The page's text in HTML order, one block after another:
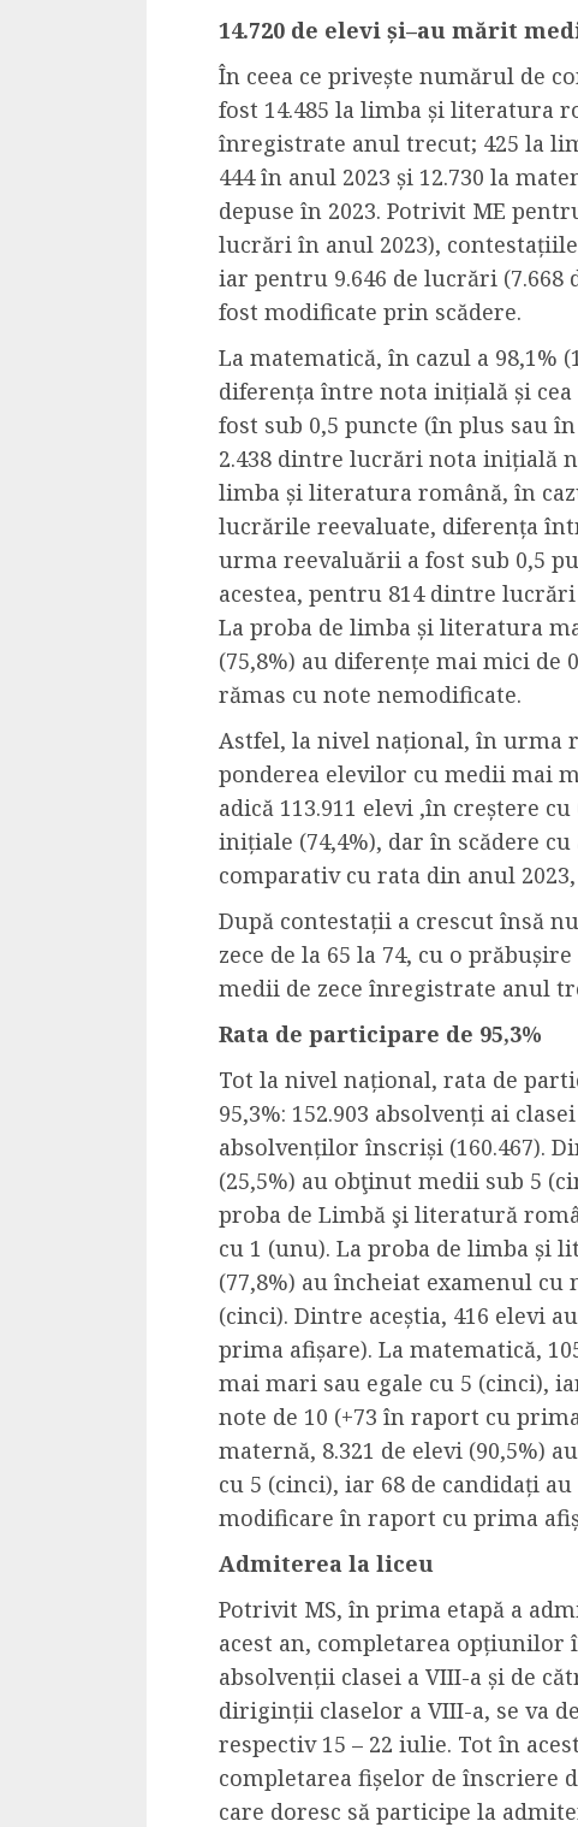
14.720 de elevi și–au mărit
În ceea ce privește numărul de
fost 14.485 la limba și literatura
înregistrate anul trecut; 425 la l
444în anul 2023 și 12.730 la m
depuse în 2023. Potrivit ME p
lucrări în anul 2023),
iar pentru 9.646 de lucrări
fost modificate prin scădere.
La matematică, în cazul a 98,1%
diferența între nota inițială și
fost sub 0,5 puncte (în plus sau
2.438 dintre lucrări nota inițială
limba și literatura română, în
lucrările reevaluate, diferența
urma reevaluării a fost sub 0,5
acestea, pentru 814 dintre
La proba de limba și literatura
(75,8%) au diferențe mai mici de
rămas cu note nemodificate.
Astfel, la nivel național, în urma
ponderea elevilor cu medii mai
adică 113.911 elevi ,în creștere cu
inițiale (74,4%), dar în scădere
comparativ cu rata din anul 2023,
După contestații a crescut însă
zece de la 65 la 74, cu o
medii de zece înregistrate anul
Rata de participare de 95,3%
Tot la nivel național, rata de
95,3%: 152.903 absolvenți ai
absolvenților înscriși (160.467).
(25,5%) au obţinut medii sub 5
proba de Limbă şi literatură
cu 1 (unu). La proba de limba și
(77,8%) au încheiat examenul cu
(cinci). Dintre aceștia, 416 elevi
prima afișare). La matematică,
mai mari sau egale cu 5 (cinci),
note de 10 (+73 în raport cu
maternă, 8.321 de elevi (90,5%)
cu 5 (cinci), iar 68 de candidați
modificare în raport cu prima
Admiterea la liceu
Potrivit MS, în prima etapă a
acest an, completarea opțiunilor
absolvenții clasei a VIII-a și de
diriginții claselor a VIII-a, se va
respectiv 15 – 22 iulie. Tot în
completarea fișelor de înscriere
care doresc să participe la
3 min read
Din fotoliu
Dungeons &
Onoare printre hoti,
film ca un joc care te
cucereste de la
cadre
ALEXANDRU S. MAY 17, 2023
4 min read
Bucatar de ocazie
Cele mai delicioase
cu piept de curcan
ALEXANDRU S. MAY 24, 2023